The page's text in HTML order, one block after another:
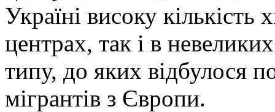
Україні високу
центрах, так і в
типу, до яких відбулося
мігрантів з Європи.